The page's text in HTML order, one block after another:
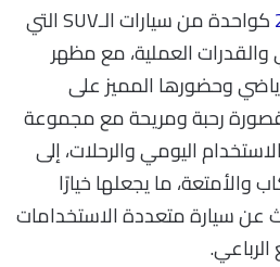
كواحدة من سيارات الـSUV التي
العملية، مع مظهر
وحضورها المميز على
رحبة ومريحة مع مجموعة
اليومي والرحلات، إلى
والأمتعة، ما يجعلها خيارًا
عن سيارة متعددة الاستخدامات